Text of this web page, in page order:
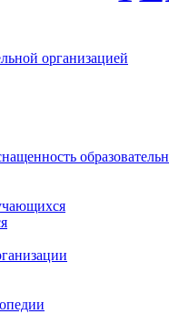
организацией